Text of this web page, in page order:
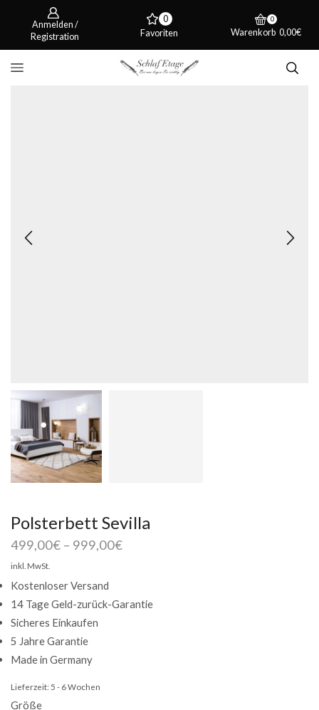
Anmelden /
Registration
0
Favoriten
0
Warenkorb 0,00€
Polsterbett Sevilla
499,00€ – 999,00€
inkl. MwSt.
Kostenloser Versand
14 Tage Geld-zurück-Garantie
Sicheres Einkaufen
5 Jahre Garantie
Made in Germany
Lieferzeit: 5 - 6 Wochen
Größe